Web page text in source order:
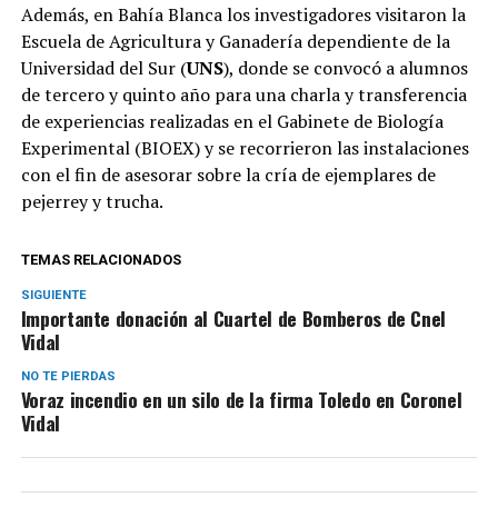
Además, en Bahía Blanca los investigadores visitaron la
Escuela de Agricultura y Ganadería dependiente de la
Universidad del Sur (UNS), donde se convocó a alumnos
de tercero y quinto año para una charla y transferencia
de experiencias realizadas en el Gabinete de Biología
Experimental (BIOEX) y se recorrieron las instalaciones
con el fin de asesorar sobre la cría de ejemplares de
pejerrey y trucha.
TEMAS RELACIONADOS
SIGUIENTE
Importante donación al Cuartel de Bomberos de Cnel
Vidal
NO TE PIERDAS
Voraz incendio en un silo de la firma Toledo en Coronel
Vidal